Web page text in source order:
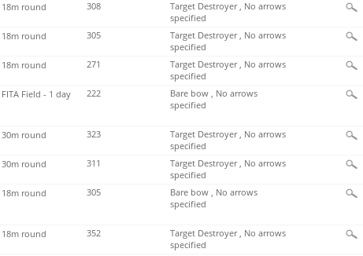
18m round 308
Target Destroyer , No arrows
specified
18m round 305
Target Destroyer , No arrows
specified
18m round 271
Target Destroyer , No arrows
specified
FITA Field - 1 day 222
Bare bow , No arrows
specified
30m round 323
Target Destroyer , No arrows
specified
30m round 311
Target Destroyer , No arrows
specified
18m round 305
Bare bow , No arrows
specified
18m round 352
Target Destroyer , No arrows
specified